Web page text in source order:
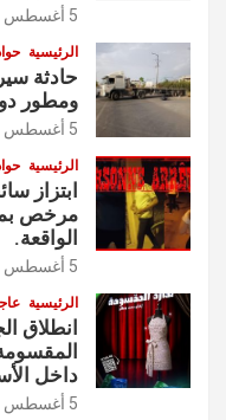
5 أغسطس 2026
الرئيسية
حادثة
ومطور
5 أغسطس 2026
الرئيسية
ابتزاز
مرخص
الواقعة.
5 أغسطس 2026
الرئيسية
انطلاق
داخل
5 أغسطس 2026